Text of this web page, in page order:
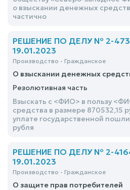
о взыскании денежных
частично
РЕШЕНИЕ ПО ДЕЛУ № 2-
19.01.2023
Производство - Гражданское
О взыскании денежных
Резолютивная часть
Взыскать с <ФИО> в пользу
средства в размере 870532,15
уплате государственной
рубля
РЕШЕНИЕ ПО ДЕЛУ № 2-
19.01.2023
Производство - Гражданское
О защите прав потребителей